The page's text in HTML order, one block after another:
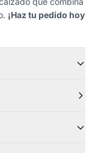
¡Haz tu pedido hoy